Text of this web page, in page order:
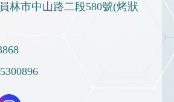
林市中山路二段580號(烤狀